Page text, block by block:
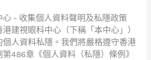
– 收集個人資料聲明及私隱政策
港建視眼科中心（下稱「本中心」）
個人資料私隱。我們將嚴格遵守香港
486章《個人資料（私隱）條例》